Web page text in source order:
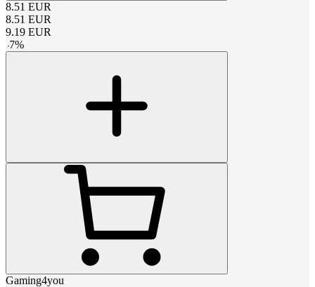
8.51 EUR
8.51 EUR
9.19 EUR
-7%
Gaming4you